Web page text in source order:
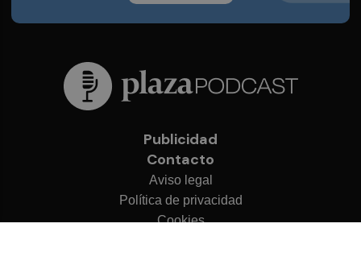
Publicidad
Contacto
Aviso legal
Política de privacidad
Cookies